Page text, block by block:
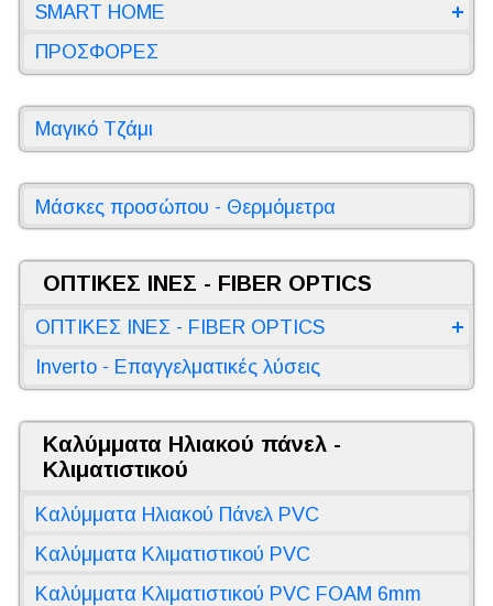
SMART HOME
ΠΡΟΣΦΟΡΕΣ
Μαγικό Τζάμι
Μάσκες προσώπου - Θερμόμετρα
ΟΠΤΙΚΕΣ ΙΝΕΣ - FIBER OPTICS
ΟΠΤΙΚΕΣ ΙΝΕΣ - FIBER OPTICS
Inverto - Επαγγελματικές λύσεις
Καλύμματα Ηλιακού πάνελ -
Κλιματιστικού
Καλύμματα Ηλιακού Πάνελ PVC
Καλύμματα Κλιματιστικού PVC
Καλύμματα Κλιματιστικού PVC FOAM 6mm